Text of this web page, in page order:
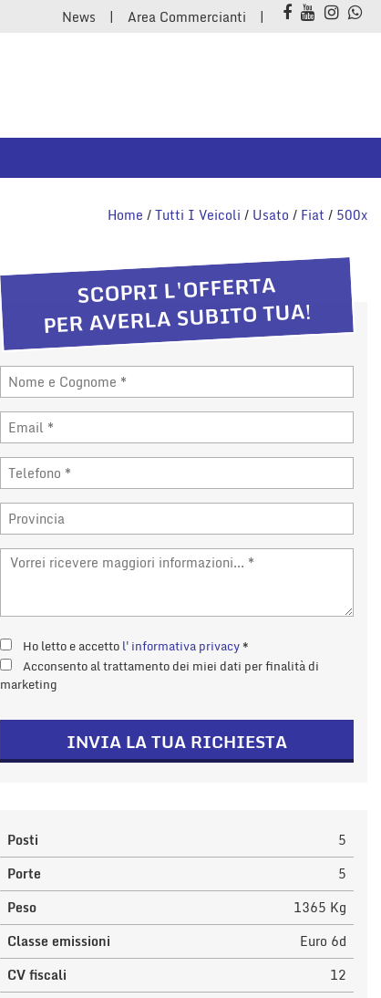
News Area Commercianti
Home /Tutti I Veicoli / Usato / Fiat / 500x
SCOPRI L'OFFERTA
PER AVERLA SUBITO TUA!
Ho letto e accettol'informativa privacy*
Acconsento al trattamento dei miei dati per finalità di
marketing
INVIA LA TUA RICHIESTA
Posti
5
Porte
5
Peso
1365 Kg
Classe emissioni
Euro 6d
CV fiscali
12